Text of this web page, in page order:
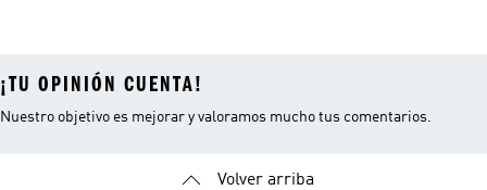
¡TU OPINIÓN CUENTA!
Nuestro objetivo es mejorar y valoramos mucho tus comentarios.
Volver arriba